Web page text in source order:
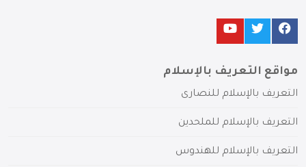
مواقع التعريف بالإسلام
التعريف بالإسلام للنصارى
التعريف بالإسلام للملحدين
التعريف بالإسلام للهندوس